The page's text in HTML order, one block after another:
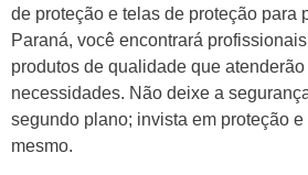
de proteção e telas de proteção para
Paraná, você encontrará
produtos de qualidade que
necessidades. Não deixe a
segundo plano; invista em proteção
mesmo.